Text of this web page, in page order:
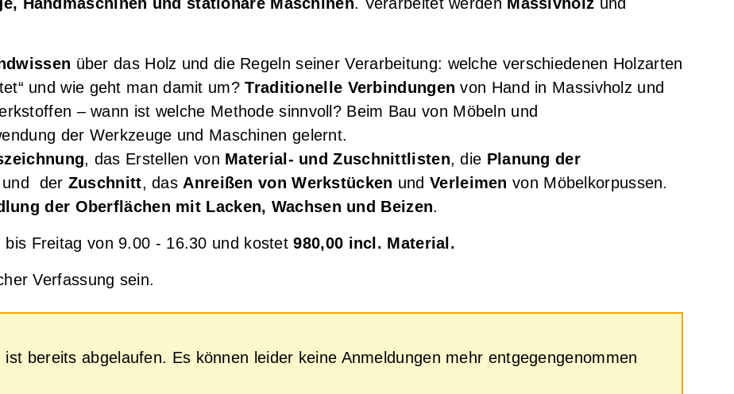
über das Holz und die Regeln seiner Verarbeitung: welche verschiedenen Holzarten
und wie geht man damit um?Traditionelle Verbindungen von Hand in Massivholz und
– wann ist welche Methode sinnvoll? Beim Bau von Möbeln und
der Werkzeuge und Maschinen gelernt.
, das Erstellen von Material- und Zuschnittlisten, die Planung der
und der Zuschnitt, das Anreißen von Werkstücken und Verleimen von Möbelkorpussen.
der Oberflächen mit Lacken, Wachsen und Beizen.
bis Freitag von 9.00 - 16.30 und kostet980,00 incl. Material.
Verfassung sein.
bereits abgelaufen. Es können leider keine Anmeldungen mehr entgegengenommen